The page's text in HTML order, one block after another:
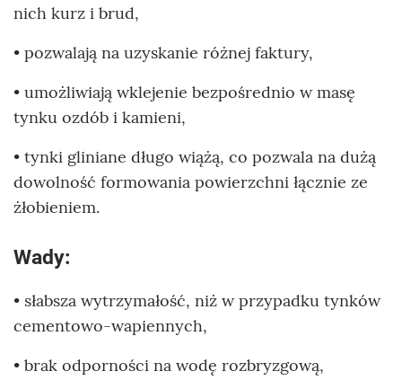
nich kurz i brud,
• pozwalają na uzyskanie różnej faktury,
• umożliwiają wklejenie bezpośrednio w masę
tynku ozdób i kamieni,
• tynki gliniane długo wiążą, co pozwala na dużą
dowolność formowania powierzchni łącznie ze
żłobieniem.
Wady:
• słabsza wytrzymałość, niż w przypadku tynków
cementowo-wapiennych,
• brak odporności na wodę rozbryzgową,